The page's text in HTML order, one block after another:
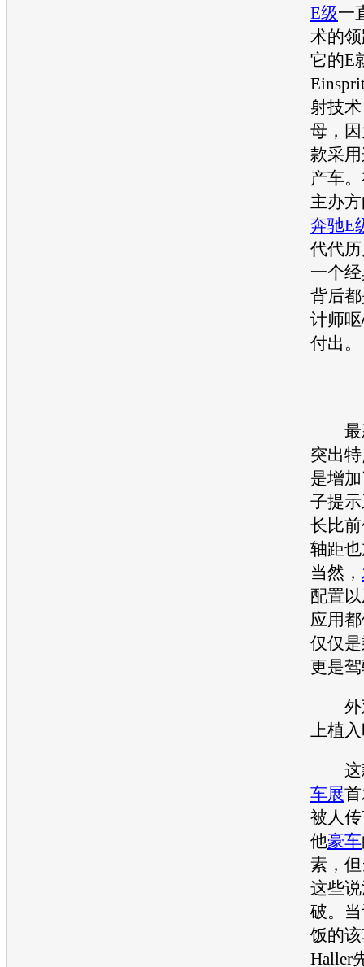
E级一
术的
它的E
射技
母，
款采
产车
主办
奔驰E
代代
一个
背后
计师
付出。
最
突出
是增
子提
长比
轴距
当然，
配置
应用
仅仅
更是
外
上植
这
车展
被人
他豪车
素，
这些
破。
饭的
Haller